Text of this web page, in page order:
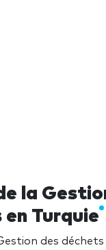
la
Turquie
des déchets